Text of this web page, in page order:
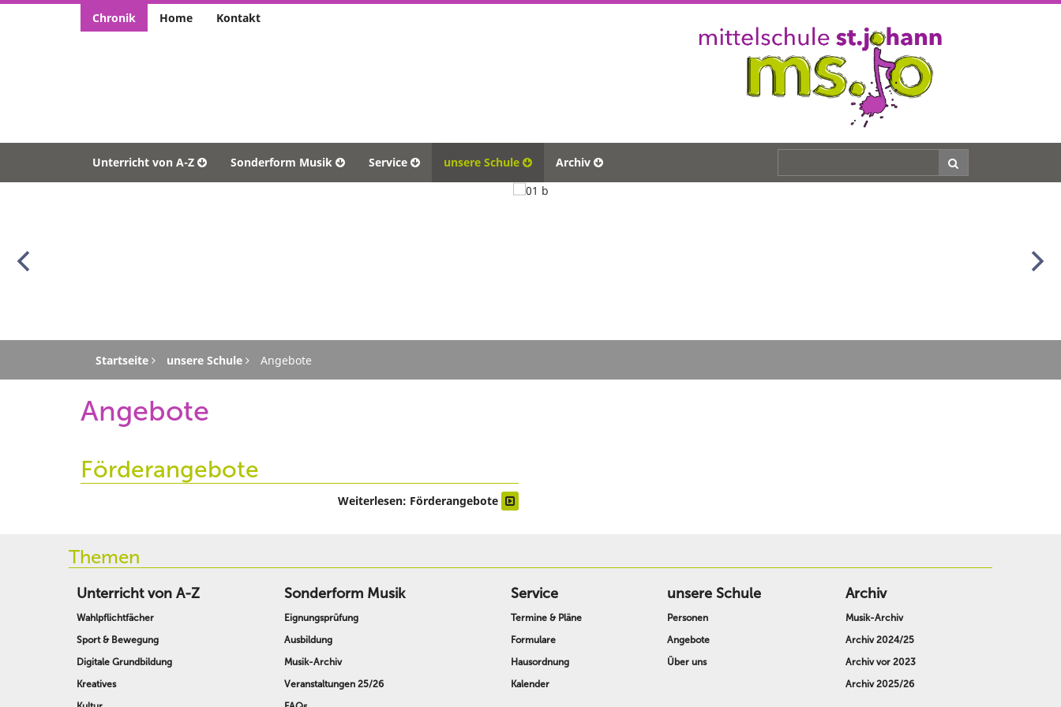
Chronik Home Kontakt
Unterricht von A-Z Sonderform Musik Service unsere Schule Archiv
Startseite unsere Schule Angebote
Angebote
Förderangebote
Weiterlesen: Förderangebote
Themen
Unterricht von A-Z
Wahlpflichtfächer
Sport & Bewegung
Digitale Grundbildung
Kreatives
Sonderform Musik
Eignungsprüfung
Ausbildung
Musik-Archiv
Veranstaltungen 25/26
Service
Termine & Pläne
Formulare
Hausordnung
Kalender
unsere Schule
Personen
Angebote
Über uns
Archiv
Musik-Archiv
Archiv 2024/25
Archiv vor 2023
Archiv 2025/26